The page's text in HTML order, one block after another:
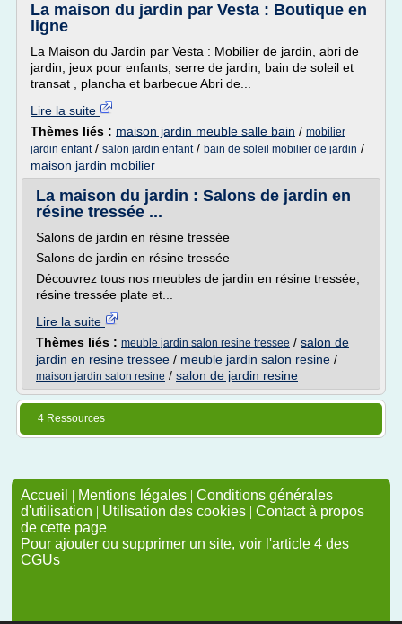
La maison du jardin par Vesta : Boutique en
ligne
La Maison du Jardin par Vesta : Mobilier de jardin, abri de
jardin, jeux pour enfants, serre de jardin, bain de soleil et
transat , plancha et barbecue Abri de...
Lire la suite
Thèmes liés : maison jardin meuble salle bain / mobilier
jardin enfant/ salon jardin enfant/ bain de soleil mobilier de jardin /
maison jardin mobilier
La maison du jardin : Salons de jardin en
résine tressée ...
Salons de jardin en résine tressée
Salons de jardin en résine tressée
Découvrez tous nos meubles de jardin en résine tressée,
résine tressée plate et...
Lire la suite
Thèmes liés : meuble jardin salon resine tressee / salon de
jardin en resine tressee / meuble jardin salon resine /
maison jardin salon resine / salon de jardin resine
4 Ressources
Accueil | Mentions légales | Conditions générales
d'utilisation | Utilisation des cookies | Contact à propos
de cette page
Pour ajouter ou supprimer un site, voir l'article 4 des
CGUs